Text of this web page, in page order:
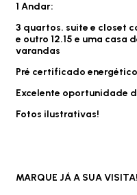
1 Andar:
3 quartos. suite e closet
e outro 12.15 e uma casa
varandas
Pré certificado
Excelente oportunidade
Fotos ilustrativas!
MARQUE JÁ A SUA VISITA!